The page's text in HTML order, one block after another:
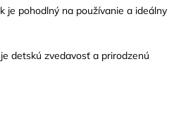
je pohodlný na používanie a ideálny
detskú zvedavosť a prirodzenú